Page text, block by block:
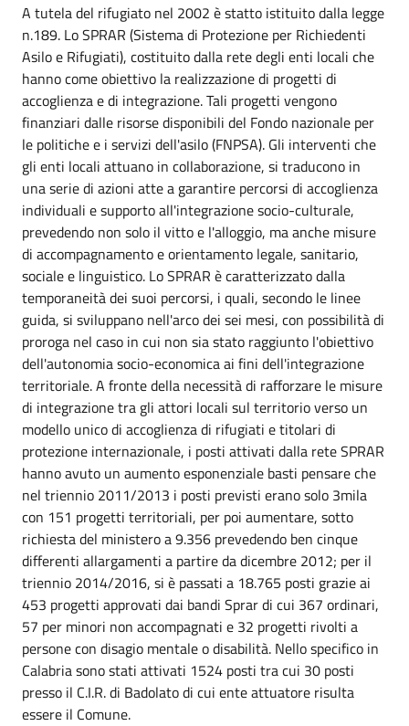
A tutela del rifugiato nel 2002 è statto istituito dalla legge
n.189. Lo SPRAR (Sistema di Protezione per Richiedenti
Asilo e Rifugiati), costituito dalla rete degli enti locali che
hanno come obiettivo la realizzazione di progetti di
accoglienza e di integrazione. Tali progetti vengono
finanziari dalle risorse disponibili del Fondo nazionale per
le politiche e i servizi dell'asilo (FNPSA). Gli interventi che
gli enti locali attuano in collaborazione, si traducono in
una serie di azioni atte a garantire percorsi di accoglienza
individuali e supporto all'integrazione socio-culturale,
prevedendo non solo il vitto e l'alloggio, ma anche misure
di accompagnamento e orientamento legale, sanitario,
sociale e linguistico. Lo SPRAR è caratterizzato dalla
temporaneità dei suoi percorsi, i quali, secondo le linee
guida, si sviluppano nell'arco dei sei mesi, con possibilità di
proroga nel caso in cui non sia stato raggiunto l'obiettivo
dell'autonomia socio-economica ai fini dell'integrazione
territoriale. A fronte della necessità di rafforzare le misure
di integrazione tra gli attori locali sul territorio verso un
modello unico di accoglienza di rifugiati e titolari di
protezione internazionale, i posti attivati dalla rete SPRAR
hanno avuto un aumento esponenziale basti pensare che
nel triennio 2011/2013 i posti previsti erano solo 3mila
con 151 progetti territoriali, per poi aumentare, sotto
richiesta del ministero a 9.356 prevedendo ben cinque
differenti allargamenti a partire da dicembre 2012; per il
triennio 2014/2016, si è passati a 18.765 posti grazie ai
453 progetti approvati dai bandi Sprar di cui 367 ordinari,
57 per minori non accompagnati e 32 progetti rivolti a
persone con disagio mentale o disabilità. Nello specifico in
Calabria sono stati attivati 1524 posti tra cui 30 posti
presso il C.I.R. di Badolato di cui ente attuatore risulta
essere il Comune.